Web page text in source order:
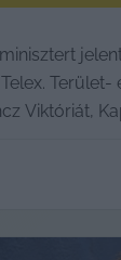
Terület-
Viktóriát,